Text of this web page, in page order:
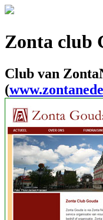
Zonta club
Club van
(